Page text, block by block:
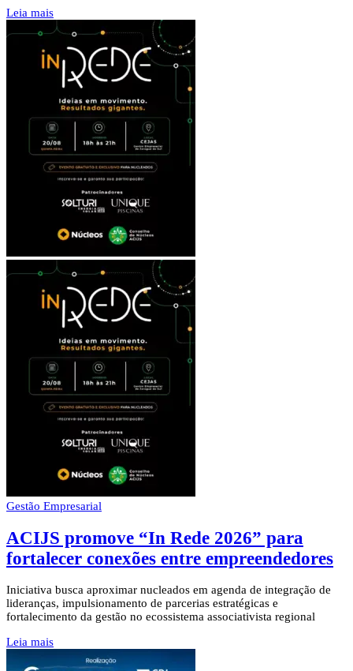
Leia mais
Gestão Empresarial
ACIJS promove “In Rede 2026” para
fortalecer conexões entre empreendedores
Iniciativa busca aproximar nucleados em agenda de integração de
lideranças, impulsionamento de parcerias estratégicas e
fortalecimento da gestão no ecossistema associativista regional
Leia mais